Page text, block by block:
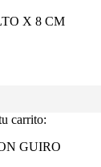
X 8 CM
carrito:
GUIRO